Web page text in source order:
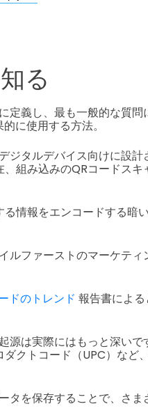
る
定義し、最も一般的な質問
に使用する方法。
ジタルデバイス向けに設計
組み込みのQRコードスキ
情報をエンコードする暗
ルファーストのマーケティ
ドのトレンド 報告書によ
源は実際にはもっと深いで
クトコード（UPC）など
タを保存することで、さま